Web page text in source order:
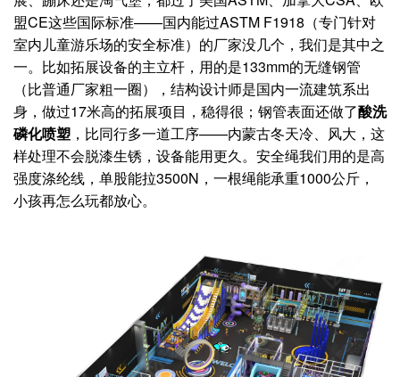
盟CE这些国际标准——国内能过ASTM F1918（专门针对
室内儿童游乐场的安全标准）的厂家没几个，我们是其中之
一。比如拓展设备的主立杆，用的是133mm的无缝钢管
（比普通厂家粗一圈），结构设计师是国内一流建筑系出
身，做过17米高的拓展项目，稳得很；钢管表面还做了酸洗
磷化喷塑 ，比同行多一道工序——内蒙古冬天冷、风大，这
样处理不会脱漆生锈，设备能用更久。安全绳我们用的是高
强度涤纶线，单股能拉3500N，一根绳能承重1000公斤，
小孩再怎么玩都放心。